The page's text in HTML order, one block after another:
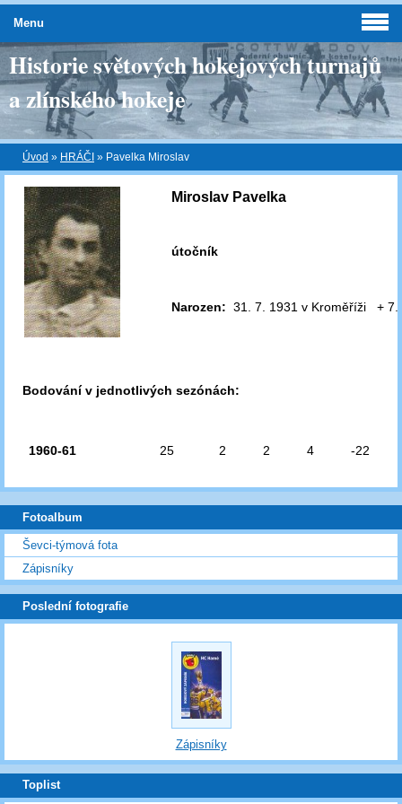
Historie světových hokejových turnajů
a zlínského hokeje
Úvod » HRÁČI » Pavelka Miroslav
Miroslav Pavelka
útočník
Narozen: 31. 7. 1931 v Kroměříži + 7.
Bodování v jednotlivých sezónách:
1960-61 25 2 2 4 -22
Menu
Fotoalbum
Ševci-týmová fota
Zápisníky
Poslední fotografie
Zápisníky
Toplist